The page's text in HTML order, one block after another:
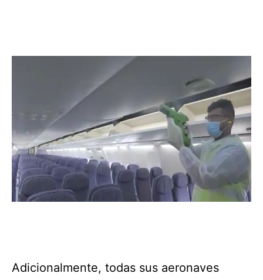
Adicionalmente, todas sus aeronaves